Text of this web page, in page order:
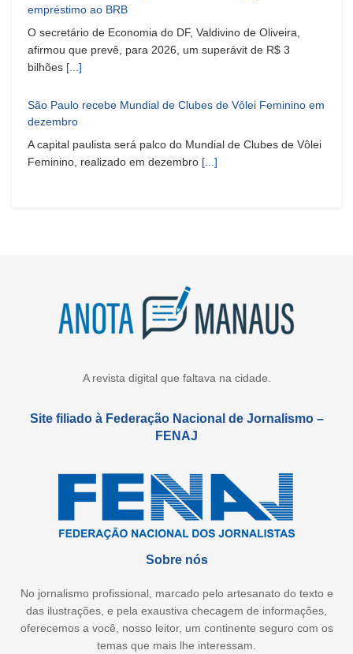
empréstimo ao BRB
O secretário de Economia do DF, Valdivino de Oliveira,
afirmou que prevê, para 2026, um superávit de R$ 3
bilhões [...]
São Paulo recebe Mundial de Clubes de Vôlei Feminino em
dezembro
A capital paulista será palco do Mundial de Clubes de Vôlei
Feminino, realizado em dezembro [...]
A revista digital que faltava na cidade.
Site filiado à Federação Nacional de Jornalismo –
FENAJ
Sobre nós
No jornalismo profissional, marcado pelo artesanato do texto e
das ilustrações, e pela exaustiva checagem de informações,
oferecemos a você, nosso leitor, um continente seguro com os
temas que mais lhe interessam.